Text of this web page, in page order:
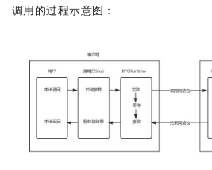
调用的过程示意图：